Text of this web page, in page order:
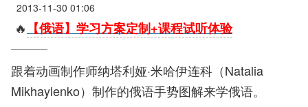
2013-11-30 01:06
🔥 【俄语】学习方案定制+课程试听体验
跟着动画制作师纳塔利娅·米哈伊连科（Natalia
Mikhaylenko）制作的俄语手势图解来学俄语。